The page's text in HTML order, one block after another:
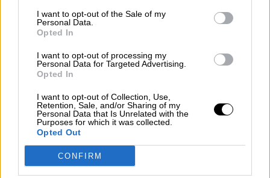
I want to opt-out of the Sale of my
Personal Data.
Opted In
I want to opt-out of processing my
Personal Data for Targeted Advertising.
Opted In
I want to opt-out of Collection, Use,
Retention, Sale, and/or Sharing of my
Personal Data that Is Unrelated with the
Purposes for which it was collected.
Opted Out
CONFIRM
una tercera guerra mundial?
Suelta y confía
Por María Comesaña
Votantes y votados